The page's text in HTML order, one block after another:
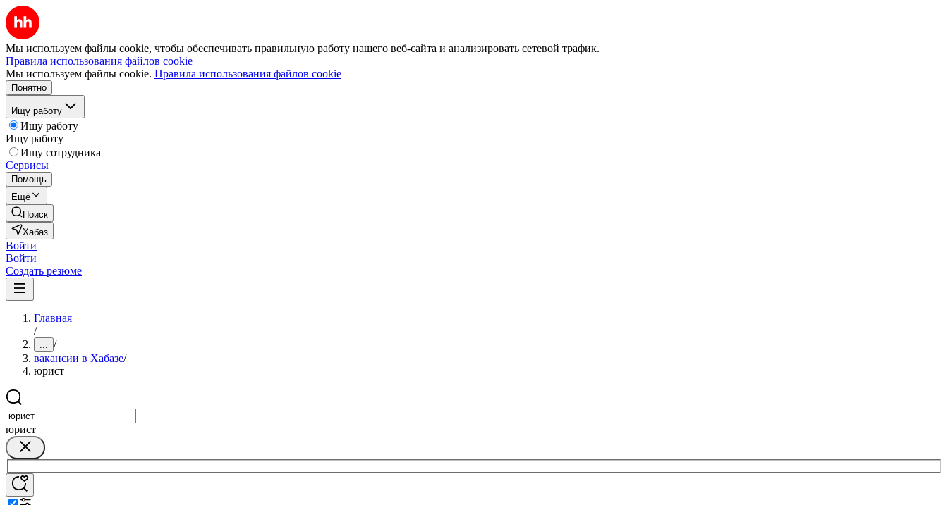
Мы используем файлы cookie, чтобы обеспечивать правильную работу нашего веб-сайта и анализировать сетевой трафик.
Правила использования файлов cookie
Мы используем файлы cookie. Правила использования файлов cookie
Понятно
Ищу работу
Ищу работу
Ищу работу
Ищу сотрудника
Сервисы
Помощь
Ещё
Поиск
Хабаз
Войти
Войти
Создать резюме
Главная
/
... /
вакансии в Хабазе/
юрист
юрист